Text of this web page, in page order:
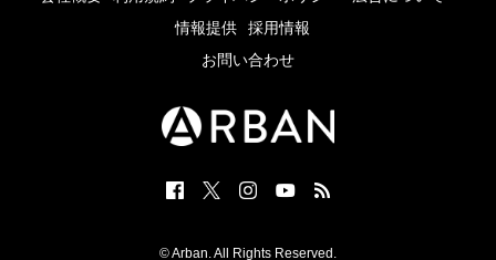
情報提供
採用情報
お問い合わせ
© Arban. All Rights Reserved.